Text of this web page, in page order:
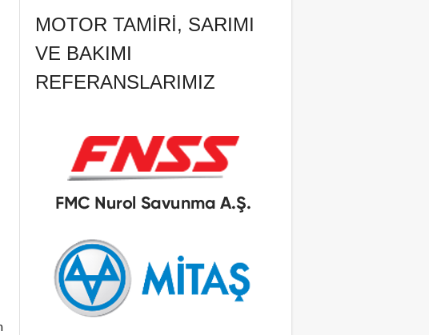
MOTOR TAMIRI, SARIMI
VE BAKIMI
REFERANSLARIMIZ